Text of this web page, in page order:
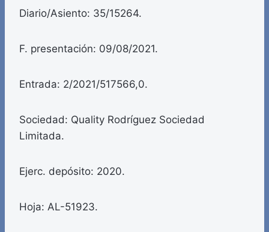
Diario/Asiento: 35/15264.
F. presentación: 09/08/2021.
Entrada: 2/2021/517566,0.
Sociedad: Quality Rodríguez Sociedad
Limitada.
Ejerc. depósito: 2020.
Hoja: AL-51923.